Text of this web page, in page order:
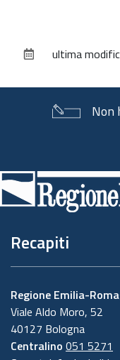
documento
ultima
Non
di
pagina
Recapiti
Regione Emilia-
Viale Aldo Moro, 52
40127 Bologna
Centralino 051 5271